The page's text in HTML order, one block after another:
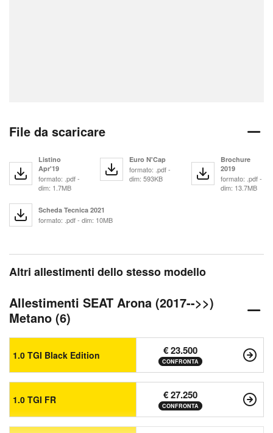
File da scaricare
Listino
Apr'19
formato: .pdf -
dim: 1.7MB
Euro N'Cap
formato: .pdf -
dim: 593KB
Brochure
2019
formato: .pdf -
dim: 13.7MB
Scheda Tecnica 2021
formato: .pdf - dim: 10MB
Altri allestimenti dello stesso modello
Allestimenti SEAT Arona (2017-->>)
Metano (6)
1.0 TGI Black Edition € 23.500
CONFRONTA
1.0 TGI FR € 27.250
CONFRONTA